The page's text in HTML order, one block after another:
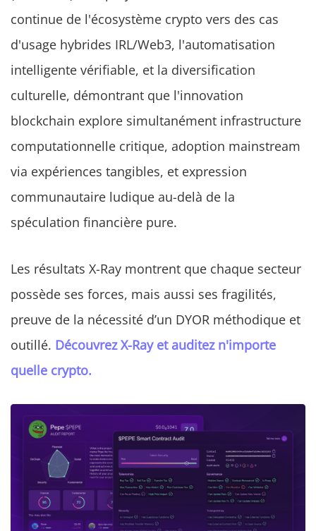
continue de l'écosystème crypto vers des cas
d'usage hybrides IRL/Web3, l'automatisation
intelligente vérifiable, et la diversification
culturelle, démontrant que l'innovation
blockchain explore simultanément infrastructure
computationnelle critique, adoption mainstream
via expériences tangibles, et expression
communautaire ludique au-delà de la
spéculation financière pure.
Les résultats X-Ray montrent que chaque secteur
possède ses forces, mais aussi ses fragilités,
preuve de la nécessité d’un DYOR méthodique et
outillé. Découvrez X-Ray et auditez n'importe
quelle crypto.